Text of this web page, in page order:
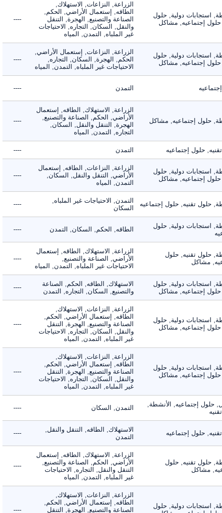
استجابات دولية, حلول
إجتماعيه, مشاكل
الزراعة, النزاعات, الاستهلاك,
الطاقه, إستعمال الأراضي, الحكم,
الصناعة والتصنيع, الهجرة, التنقل
والنقل, السكان, التجاره, الاحتياجات
غير الملباه, التمدن, المياه
----
استجابات دولية, حلول
إجتماعيه, مشاكل
الزراعة, النزاعات, إستعمال الأراضي,
الحكم, الهجرة, السكان, التجاره,
الاحتياجات غير الملباه, التمدن, المياه
----
التمدن ----
حلول إجتماعيه, مشاكل
الزراعة, الاستهلاك, الطاقه, إستعمال
الأراضي, الحكم, الصناعة والتصنيع,
الهجرة, التنقل والنقل, السكان,
التجاره, التمدن, المياه
----
حلول إجتماعيه التمدن ----
استجابات دولية, حلول
إجتماعيه, مشاكل
الزراعة, النزاعات, الطاقه, إستعمال
الأراضي, التنقل والنقل, السكان,
التمدن, المياه
----
حلول تقنيه, حلول إجتماعيه
التمدن, الاحتياجات غير الملباه,
السكان
----
استجابات دولية, حلول الطاقه, الحكم, السكان, التمدن ----
حلول تقنيه, حلول
مشاكل
الزراعة, الاستهلاك, الطاقه, إستعمال
الأراضي, الصناعة والتصنيع,
الاحتياجات غير الملباه, التمدن, المياه
----
استجابات دولية, حلول
إجتماعيه, مشاكل
الاستهلاك, الطاقه, الحكم, الصناعة
والتصنيع, السكان, التجاره, التمدن
----
استجابات دولية, حلول
إجتماعيه, مشاكل
الزراعة, النزاعات, الاستهلاك,
الطاقه, إستعمال الأراضي, الحكم,
الصناعة والتصنيع, الهجرة, التنقل
والنقل, السكان, التجاره, الاحتياجات
غير الملباه, التمدن, المياه
----
استجابات دولية, حلول
إجتماعيه, مشاكل
الزراعة, النزاعات, الاستهلاك,
الطاقه, إستعمال الأراضي, الحكم,
الصناعة والتصنيع, الهجرة, التنقل
والنقل, السكان, التجاره, الاحتياجات
غير الملباه, التمدن, المياه
----
إجتماعيه, الأنشطة,
التمدن, السكان ----
حلول إجتماعيه
الاستهلاك, الطاقه, التنقل والنقل,
التمدن
----
حلول تقنيه, حلول
مشاكل
الزراعة, الاستهلاك, الطاقه, إستعمال
الأراضي, الحكم, الصناعة والتصنيع,
التنقل والنقل, التجاره, الاحتياجات
غير الملباه, التمدن, المياه
----
استجابات دولية, حلول
الزراعة, النزاعات, الاستهلاك,
الطاقه, إستعمال الأراضي, الحكم,
الصناعة والتصنيع, الهجرة, التنقل
----